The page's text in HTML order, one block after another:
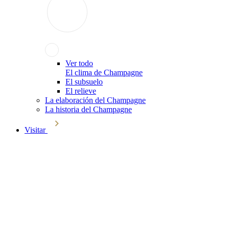
Ver todo
El clima de Champagne
El subsuelo
El relieve
La elaboración del Champagne
La historia del Champagne
Visitar